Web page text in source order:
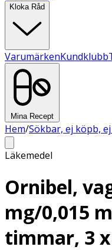
Kloka Råd
VarumärkenKundklubb
Mina Recept
Hem/Sökbar, ej köpb,
Läkemedel
Ornibel,
mg/0,015
timmar, 3